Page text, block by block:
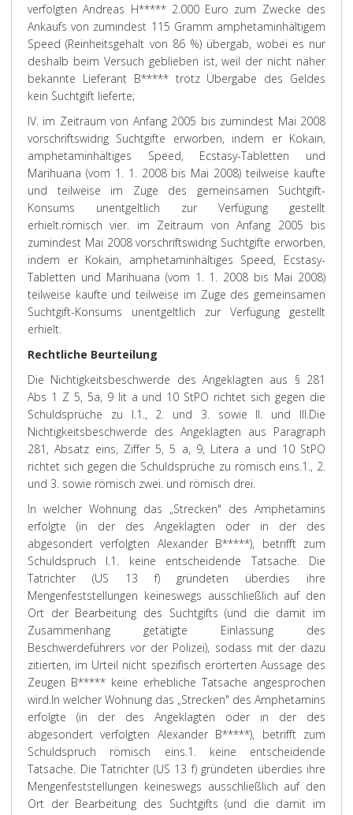
verfolgten Andreas H***** 2.000 Euro zum Zwecke des
Ankaufs von zumindest 115 Gramm amphetaminhältigem
Speed (Reinheitsgehalt von 86 %) übergab, wobei es nur
deshalb beim Versuch geblieben ist, weil der nicht näher
bekannte Lieferant B***** trotz Übergabe des Geldes
kein Suchtgift lieferte;
IV. im Zeitraum von Anfang 2005 bis zumindest Mai 2008
vorschriftswidrig Suchtgifte erworben, indem er Kokain,
amphetaminhältiges Speed, Ecstasy-Tabletten und
Marihuana (vom 1. 1. 2008 bis Mai 2008) teilweise kaufte
und teilweise im Zuge des gemeinsamen Suchtgift-
Konsums unentgeltlich zur Verfügung gestellt
erhielt.römisch vier. im Zeitraum von Anfang 2005 bis
zumindest Mai 2008 vorschriftswidrig Suchtgifte erworben,
indem er Kokain, amphetaminhältiges Speed, Ecstasy-
Tabletten und Marihuana (vom 1. 1. 2008 bis Mai 2008)
teilweise kaufte und teilweise im Zuge des gemeinsamen
Suchtgift-Konsums unentgeltlich zur Verfügung gestellt
erhielt.
Rechtliche Beurteilung
Die Nichtigkeitsbeschwerde des Angeklagten aus § 281
Abs 1 Z 5, 5a, 9 lit a und 10 StPO richtet sich gegen die
Schuldsprüche zu I.1., 2. und 3. sowie II. und III.Die
Nichtigkeitsbeschwerde des Angeklagten aus Paragraph
281, Absatz eins, Ziffer 5, 5 a, 9, Litera a und 10 StPO
richtet sich gegen die Schuldsprüche zu römisch eins.1., 2.
und 3. sowie römisch zwei. und römisch drei.
In welcher Wohnung das „Strecken" des Amphetamins
erfolgte (in der des Angeklagten oder in der des
abgesondert verfolgten Alexander B*****), betrifft zum
Schuldspruch I.1. keine entscheidende Tatsache. Die
Tatrichter (US 13 f) gründeten überdies ihre
Mengenfeststellungen keineswegs ausschließlich auf den
Ort der Bearbeitung des Suchtgifts (und die damit im
Zusammenhang getätigte Einlassung des
Beschwerdeführers vor der Polizei), sodass mit der dazu
zitierten, im Urteil nicht spezifisch erörterten Aussage des
Zeugen B***** keine erhebliche Tatsache angesprochen
wird.In welcher Wohnung das „Strecken" des Amphetamins
erfolgte (in der des Angeklagten oder in der des
abgesondert verfolgten Alexander B*****), betrifft zum
Schuldspruch römisch eins.1. keine entscheidende
Tatsache. Die Tatrichter (US 13 f) gründeten überdies ihre
Mengenfeststellungen keineswegs ausschließlich auf den
Ort der Bearbeitung des Suchtgifts (und die damit im